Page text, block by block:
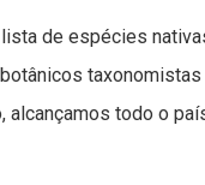
de espécies
taxonomistas
alcançamos todo o